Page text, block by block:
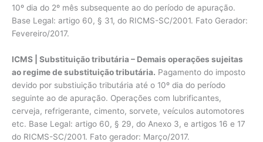
10º dia do 2º mês subsequente ao do período de apuração.
Base Legal: artigo 60, § 31, do RICMS-SC/2001. Fato Gerador:
Fevereiro/2017.
ICMS | Substituição tributária – Demais operações sujeitas
ao regime de substituição tributária. Pagamento do imposto
devido por substiuição tributária até o 10º dia do período
seguinte ao de apuração. Operações com lubrificantes,
cerveja, refrigerante, cimento, sorvete, veículos automotores
etc. Base Legal: artigo 60, § 29, do Anexo 3, e artigos 16 e 17
do RICMS-SC/2001. Fato gerador: Março/2017.